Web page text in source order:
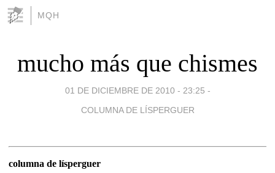
MQH
mucho más que chismes
01 DE DICIEMBRE DE 2010 - 23:25 -
COLUMNA DE LÍSPERGUER
columna de lísperguer